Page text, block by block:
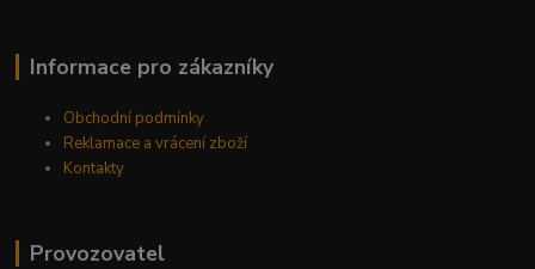
Informace pro zákazníky
Obchodní podmínky
Reklamace a vrácení zboží
Kontakty
Provozovatel